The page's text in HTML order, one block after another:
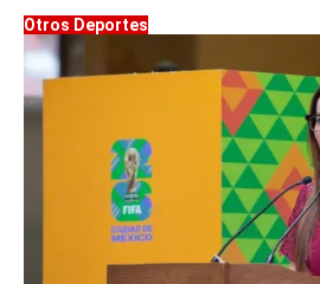
Otros Deportes